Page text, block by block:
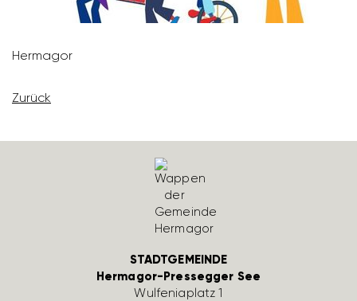
Hermagor
Zurück
STADTGEMEINDE
Hermagor-Pressegger See
Wulfe­nia­platz 1